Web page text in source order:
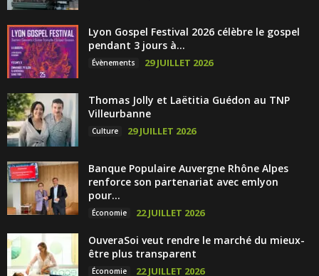
Lyon Gospel Festival 2026 célèbre le gospel
pendant 3 jours à...
Évènements 29 JUILLET 2026
Thomas Jolly et Laëtitia Guédon au TNP
Villeurbanne
Culture 29 JUILLET 2026
Banque Populaire Auvergne Rhône Alpes
renforce son partenariat avec emlyon
pour...
Économie 22 JUILLET 2026
OuveraSoi veut rendre le marché du mieux-
être plus transparent
Économie 22 JUILLET 2026